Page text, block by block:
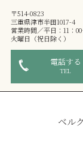
〒514-0823
三重県津市半田1017-4
営業時間／平日：11：
火曜日（祝日除く）
電話する
TEL
ベル